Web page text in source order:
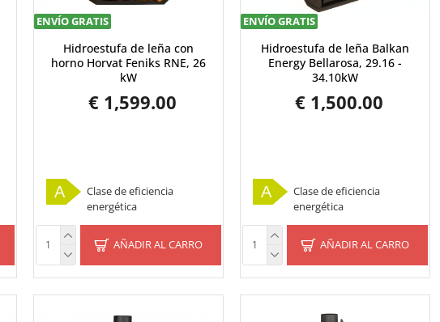
ENVÍO GRATIS
Hidroestufa de leña con
horno Horvat Feniks RNE, 26
kW
€ 1,599.00
A
Clase de eficiencia
energética
AÑADIR AL CARRO
ENVÍO GRATIS
Hidroestufa de leña Balkan
Energy Bellarosa, 29.16 -
34.10kW
€ 1,500.00
A
Clase de eficiencia
energética
AÑADIR AL CARRO